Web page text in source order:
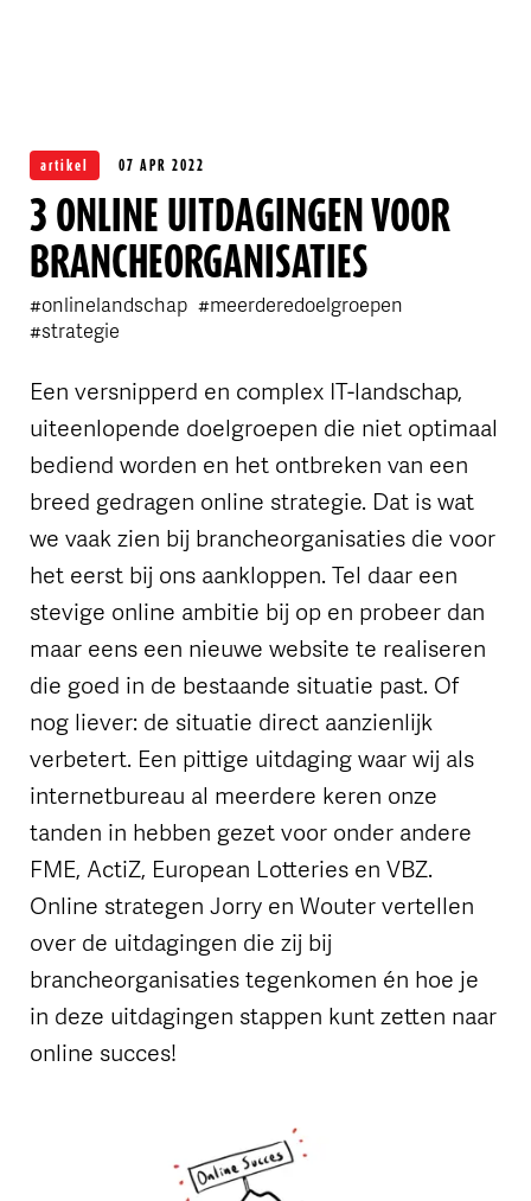
artikel 07 APR 2022
3 ONLINE UITDAGINGEN VOOR
BRANCHEORGANISATIES
#onlinelandschap #meerderedoelgroepen
#strategie
Een versnipperd en complex IT-landschap,
uiteenlopende doelgroepen die niet optimaal
bediend worden en het ontbreken van een
breed gedragen online strategie. Dat is wat
we vaak zien bij brancheorganisaties die voor
het eerst bij ons aankloppen. Tel daar een
stevige online ambitie bij op en probeer dan
maar eens een nieuwe website te realiseren
die goed in de bestaande situatie past. Of
nog liever: de situatie direct aanzienlijk
verbetert. Een pittige uitdaging waar wij als
internetbureau al meerdere keren onze
tanden in hebben gezet voor onder andere
FME, ActiZ, European Lotteries en VBZ.
Online strategen Jorry en Wouter vertellen
over de uitdagingen die zij bij
brancheorganisaties tegenkomen én hoe je
in deze uitdagingen stappen kunt zetten naar
online succes!